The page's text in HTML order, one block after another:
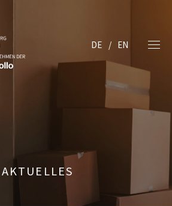
DE EN
AKTUELLES